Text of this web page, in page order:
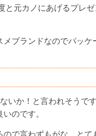
と元カノにあげるプレゼ
ブランドなのでパッケ
いか！と言われそうで
のです。
で言わずもがな、とて